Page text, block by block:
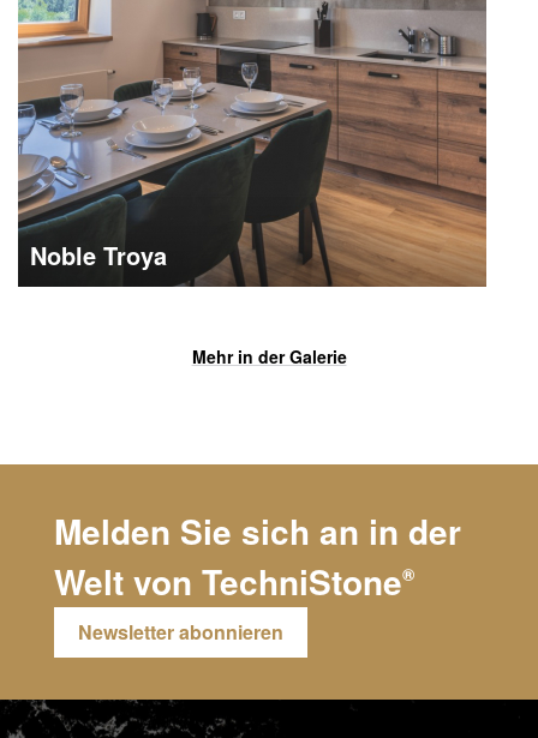
Noble Troya
Mehr in der Galerie
Melden Sie sich an in der
Welt von TechniStone®
Newsletter abonnieren